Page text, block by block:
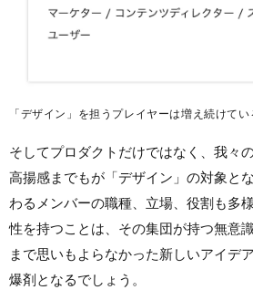
「デザイン」を担うプレイヤーは増え続けてい
そしてプロダクトだけではなく、我々
高揚感までもが「デザイン」の対象と
わるメンバーの職種、立場、役割も多
性を持つことは、その集団が持つ無意
まで思いもよらなかった新しいアイデ
爆剤となるでしょう。